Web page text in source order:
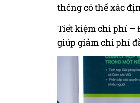
thống có thể xác
Tiết kiệm chi phí –
giúp giảm chi phí